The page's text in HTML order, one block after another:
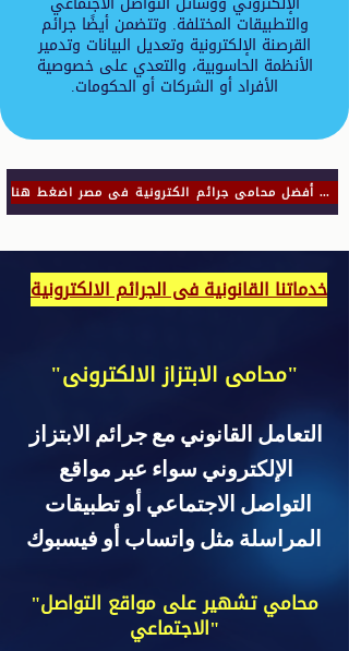
والتطبيقات المختلفة. وتتضمن أيضًا جرائم
القرصنة الإلكترونية وتعديل البيانات وتدمير
الأنظمة الحاسوبية، والتعدي على خصوصية
الأفراد أو الشركات أو الحكومات.
للتواصل مع أفضل محامى جرائم الكترونية فى مصر اضغط هنا
خدماتنا القانونية فى الجرائم الالكترونية
"محامى الابتزاز الالكترونى"
التعامل القانوني مع جرائم الابتزاز
الإلكتروني سواء عبر مواقع
التواصل الاجتماعي أو تطبيقات
"محامي تشهير على مواقع التواصل
الاجتماعي"